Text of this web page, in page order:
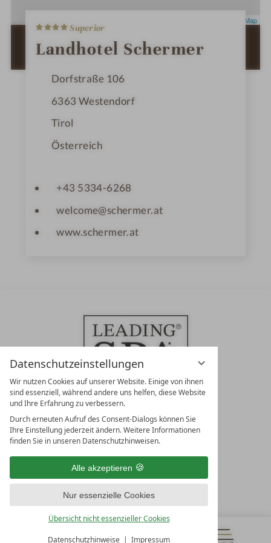
Datenschutzeinstellungen
Wir nutzen Cookies auf unserer Website. Einige von ihnen
sind essenziell, während andere uns helfen, diese Website
und Ihre Erfahrung zu verbessern.
Durch erneuten Aufruf des Consent-Dialogs können Sie
Ihre Einstellung jederzeit ändern. Weitere Informationen
finden Sie in unseren Datenschutzhinweisen.
Alle akzeptieren
Nur essenzielle Cookies
Übersicht nicht essenzieller Cookies
Datenschutzhinweise Impressum
OpenStreetMap
ZUR ROUTENPLANUNG MIT GOOGLE
MAPS
4
S
t
e
n
e
Superior
Landhotel Schermer
Dorfstraße 106
6363 Westendorf
Tirol
Österreich
+43 5334-6268
welcome@schermer.at
www.schermer.at
LEADING SPA RESORTS
10. Oktober Str. 17/Top 1
Österreich
T +43 4242 22077
UNSERE ÖFFNUNGSZEITEN